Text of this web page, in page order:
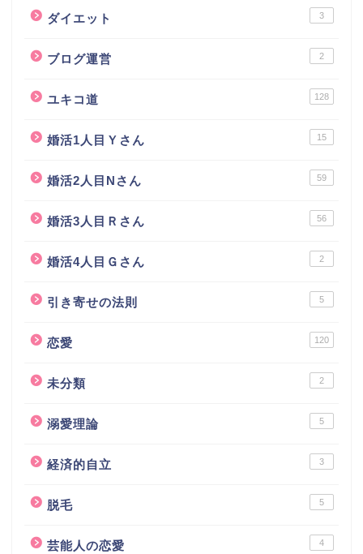
ダイエット 3
ブログ運営 2
ユキコ道 128
婚活1人目Ｙさん 15
婚活2人目Nさん 59
婚活3人目Ｒさん 56
婚活4人目Ｇさん 2
引き寄せの法則 5
恋愛 120
未分類 2
溺愛理論 5
経済的自立 3
脱毛 5
芸能人の恋愛 4